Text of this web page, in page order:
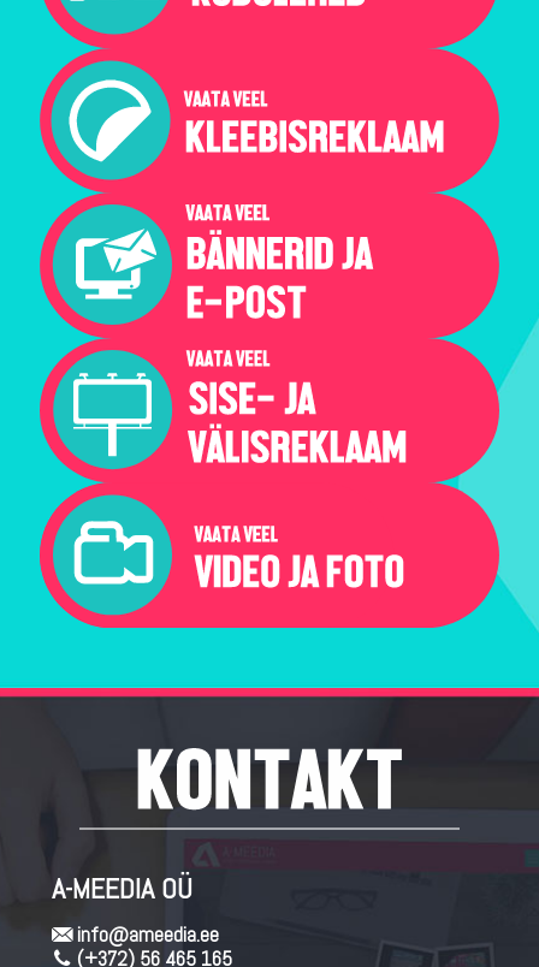
A-MEEDIA OÜ
info@ameedia.ee
(+372) 56 465 165